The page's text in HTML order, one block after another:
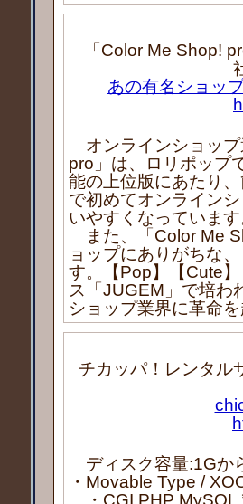
「Color Me Shop!
あの有名ショッ
オンラインショップ
pro」は、ロリポップ
能の上位版にあたり
で初めてオンライン
いやすくなっています
また、「Color Me
ョップにありがちな
す。【Pop】【Cute
ス「JUGEM」で培わ
ショップ業界に革命を
チカッパ！レンタル
ディスク容量:1Gか
・Movable Type /
・CGI PHP MySQL